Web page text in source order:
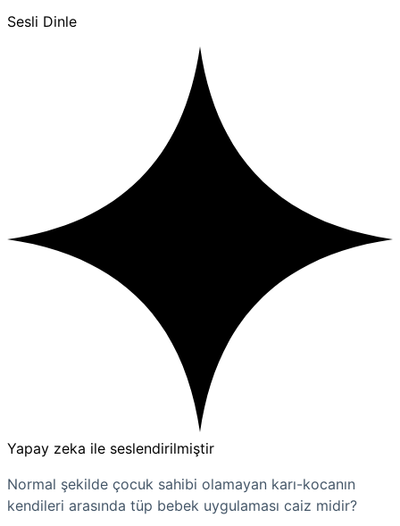
Sesli Dinle
Yapay zeka ile seslendirilmiştir
Normal şekilde çocuk sahibi olamayan karı-kocanın
kendileri arasında tüp bebek uygulaması caiz midir?